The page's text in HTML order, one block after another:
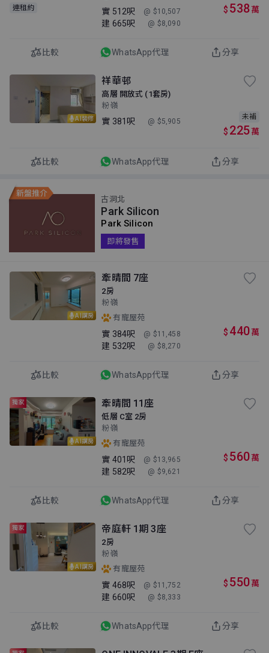
連租約 實 512呎 @ $10,507
建 665呎 @ $8,090
$ 538萬
比較 WhatsApp代理 分享
AI裝修
祥華邨
高層 開放式 (1套房)
粉嶺
實 381呎 @ $5,905
未補
$ 225萬
比較 WhatsApp代理 分享
古洞北
Park Silicon
Park Silicon
即將發售
AI講房
牽晴間 7座
2房
粉嶺
有寵屋苑
實 384呎 @ $11,458
建 532呎 @ $8,270
$ 440萬
比較 WhatsApp代理 分享
AI講房
獨家 牽晴間 11座
低層 C室 2房
粉嶺
有寵屋苑
實 401呎 @ $13,965
建 582呎 @ $9,621
$ 560萬
比較 WhatsApp代理 分享
AI講房
獨家 帝庭軒 1期 3座
2房
粉嶺
有寵屋苑
實 468呎 @ $11,752
建 660呎 @ $8,333
$ 550萬
比較 WhatsApp代理 分享